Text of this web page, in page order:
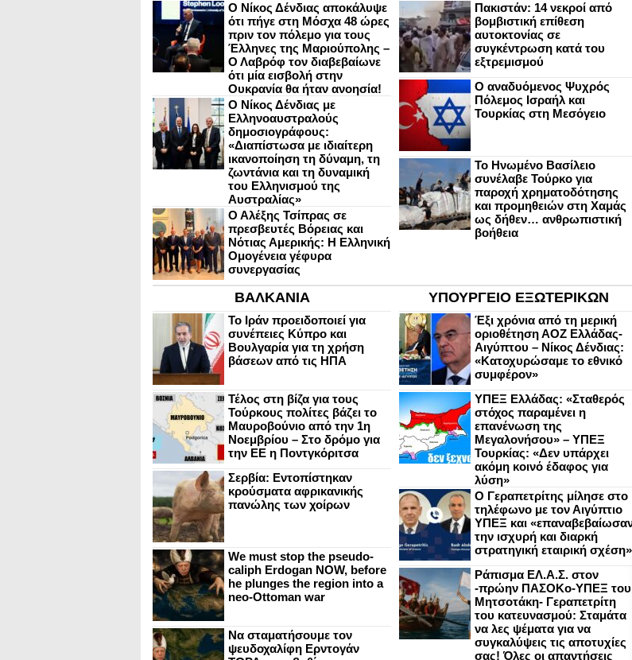
Ο Νίκος Δένδιας αποκάλυψε
ότι πήγε στη Μόσχα 48 ώρες
πριν τον πόλεμο για τους
Έλληνες της Μαριούπολης –
Ο Λαβρόφ τον διαβεβαίωνε
ότι μία εισβολή στην
Ουκρανία θα ήταν ανοησία!
Ο Νίκος Δένδιας με
Ελληνοαυστραλούς
δημοσιογράφους:
«Διαπίστωσα με ιδιαίτερη
ικανοποίηση τη δύναμη, τη
ζωντάνια και τη δυναμική
του Ελληνισμού της
Αυστραλίας»
Ο Αλέξης Τσίπρας σε
πρεσβευτές Βόρειας και
Νότιας Αμερικής: Η Ελληνική
Ομογένεια γέφυρα
συνεργασίας
Πακιστάν: 14 νεκροί από
βομβιστική επίθεση
αυτοκτονίας σε
συγκέντρωση κατά του
εξτρεμισμού
Ο αναδυόμενος Ψυχρός
Πόλεμος Ισραήλ και
Τουρκίας στη Μεσόγειο
Το Ηνωμένο Βασίλειο
συνέλαβε Τούρκο για
παροχή χρηματοδότησης
και προμηθειών στη Χαμάς
ως δήθεν… ανθρωπιστική
βοήθεια
ΒΑΛΚΑΝΙΑ
Το Ιράν προειδοποιεί για
συνέπειες Κύπρο και
Βουλγαρία για τη χρήση
βάσεων από τις ΗΠΑ
Τέλος στη βίζα για τους
Τούρκους πολίτες βάζει το
Μαυροβούνιο από την 1η
Νοεμβρίου – Στο δρόμο για
την ΕΕ η Ποντγκόριτσα
Σερβία: Εντοπίστηκαν
κρούσματα αφρικανικής
πανώλης των χοίρων
We must stop the pseudo-
caliph Erdogan NOW, before
he plunges the region into a
neo-Ottoman war
Να σταματήσουμε τον
ψευδοχαλίφη Ερντογάν
ΥΠΟΥΡΓΕΙΟ ΕΞΩΤΕΡΙΚΩΝ
Έξι χρόνια από τη μερική
οριοθέτηση ΑΟΖ Ελλάδας-
Αιγύπτου – Νίκος Δένδιας:
«Κατοχυρώσαμε το εθνικό
συμφέρον»
ΥΠΕΞ Ελλάδας: «Σταθερός
στόχος παραμένει η
επανένωση της
Μεγαλονήσου» – ΥΠΕΞ
Τουρκίας: «Δεν υπάρχει
ακόμη κοινό έδαφος για
λύση»
Ο Γεραπετρίτης μίλησε στο
τηλέφωνο με τον Αιγύπτιο
ΥΠΕΞ και
την ισχυρή και διαρκή
στρατηγική εταιρική σχέση»
Ράπισμα ΕΛ.Α.Σ. στον
-πρώην ΠΑΣΟΚο-ΥΠΕΞ του
Μητσοτάκη- Γεραπετρίτη
του κατευνασμού: Σταμάτα
να λες ψέματα για να
συγκαλύψεις τις αποτυχίες
σας! Όλες οι απαντήσεις